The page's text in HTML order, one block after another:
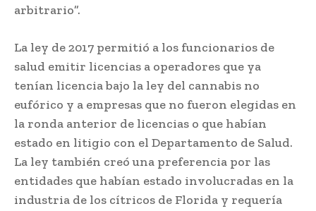
arbitrario”.
La ley de 2017 permitió a los funcionarios de
salud emitir licencias a operadores que ya
tenían licencia bajo la ley del cannabis no
eufórico y a empresas que no fueron elegidas en
la ronda anterior de licencias o que habían
estado en litigio con el Departamento de Salud.
La ley también creó una preferencia por las
entidades que habían estado involucradas en la
industria de los cítricos de Florida y requería